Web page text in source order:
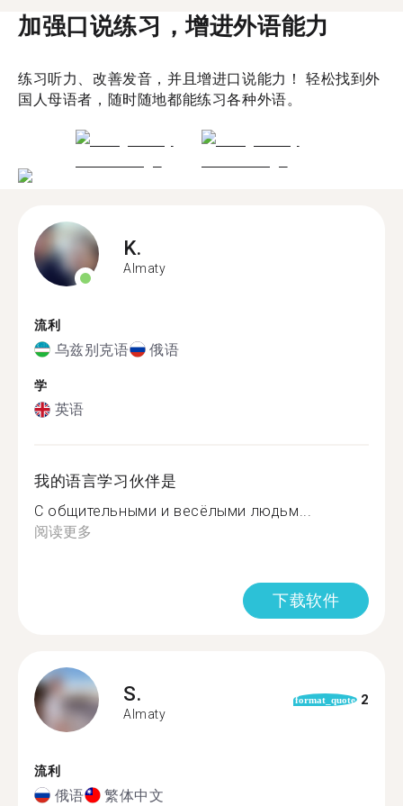
加强口说练习，增进外语能力
练习听力、改善发音，并且增进口说能力！ 轻松找到外
国人母语者，随时随地都能练习各种外语。
K.
Almaty
流利
乌兹别克语 俄语
学
英语
我的语言学习伙伴是
С общительными и весёлыми людьм...
阅读更多
下载软件
S.
Almaty
format_quote 2
流利
俄语 繁体中文